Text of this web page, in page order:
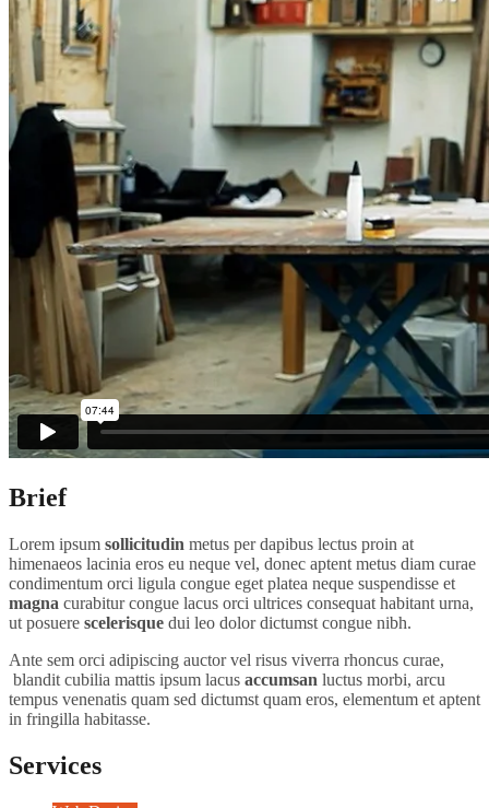
Brief
Lorem ipsum sollicitudin metus per dapibus lectus proin at
himenaeos lacinia eros eu neque vel, donec aptent metus diam curae
condimentum orci ligula congue eget platea neque suspendisse et
magna curabitur congue lacus orci ultrices consequat habitant urna,
ut posuere scelerisque dui leo dolor dictumst congue nibh.
Ante sem orci adipiscing auctor vel risus viverra rhoncus curae,
blandit cubilia mattis ipsum lacus accumsan luctus morbi, arcu
tempus venenatis quam sed dictumst quam eros, elementum et aptent
in fringilla habitasse.
Services